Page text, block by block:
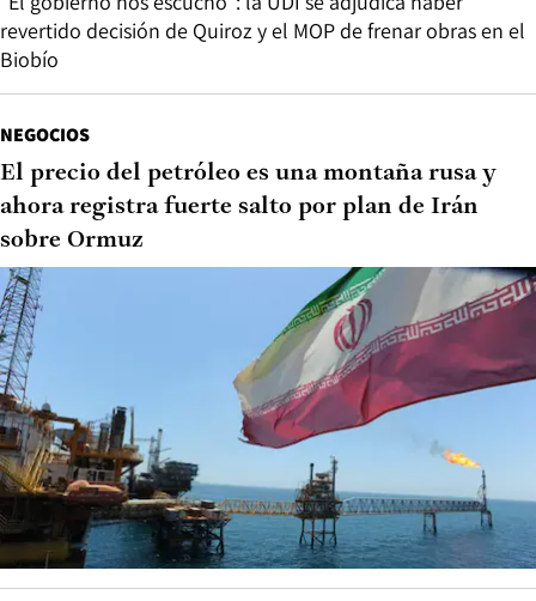
revertido decisión de Quiroz y el MOP de frenar obras en el
Biobío
NEGOCIOS
El precio del petróleo es una montaña rusa y
ahora registra fuerte salto por plan de Irán
sobre Ormuz